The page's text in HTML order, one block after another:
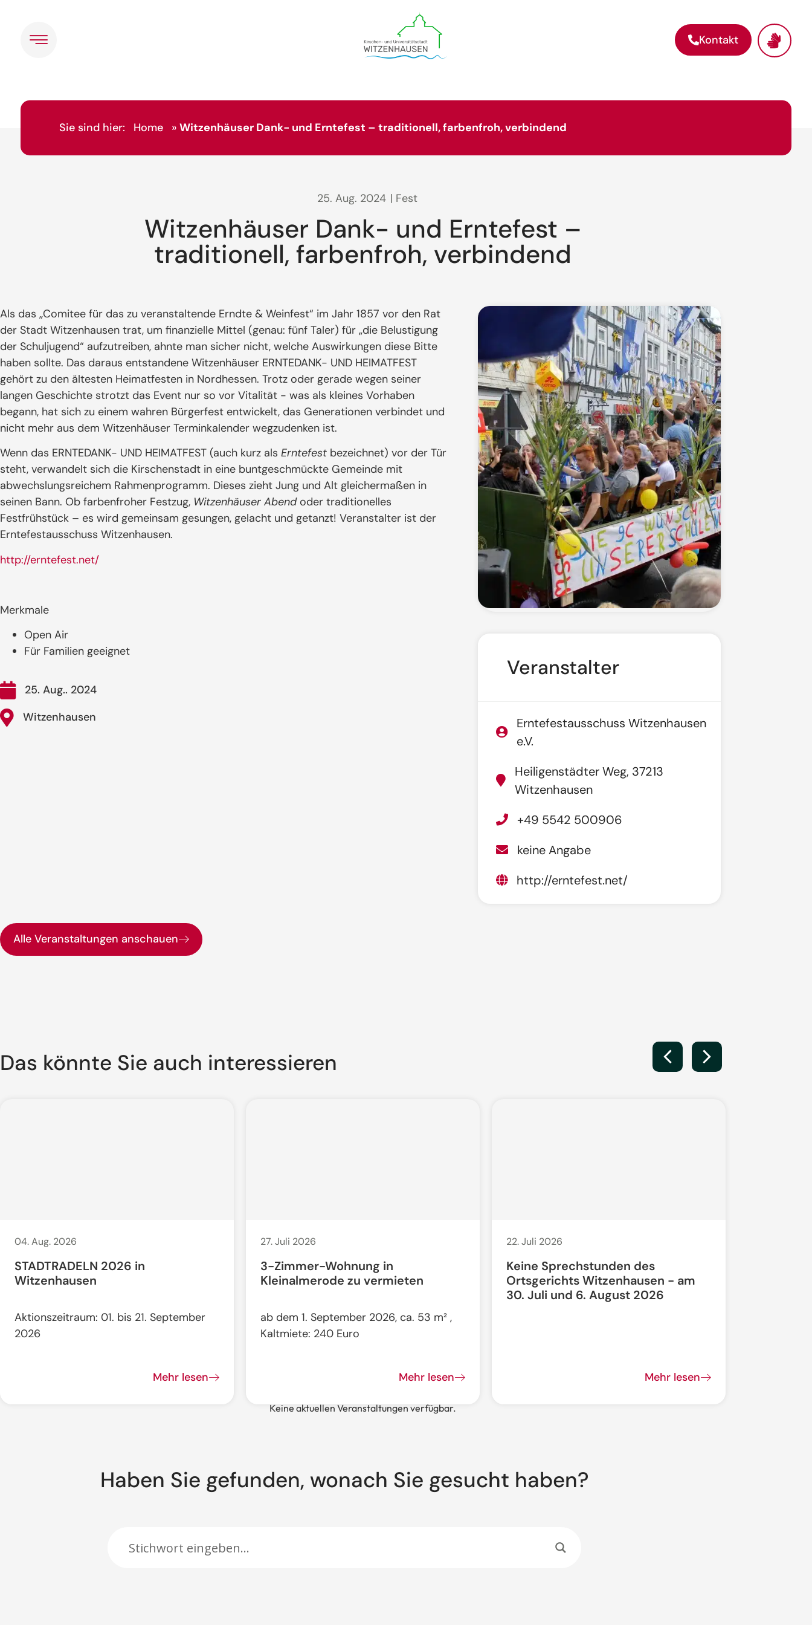
Kontakt
Sie sind hier: Home » Witzenhäuser Dank- und Erntefest – traditionell, farbenfroh, verbindend
25. Aug. 2024 | Fest
Witzenhäuser Dank- und Erntefest –
traditionell, farbenfroh, verbindend
Als das „Comitee für das zu veranstaltende Erndte & Weinfest“ im Jahr 1857 vor den Rat
der Stadt Witzenhausen trat, um finanzielle Mittel (genau: fünf Taler) für „die Belustigung
der Schuljugend“ aufzutreiben, ahnte man sicher nicht, welche Auswirkungen diese Bitte
haben sollte. Das daraus entstandene Witzenhäuser ERNTEDANK- UND HEIMATFEST
gehört zu den ältesten Heimatfesten in Nordhessen. Trotz oder gerade wegen seiner
langen Geschichte strotzt das Event nur so vor Vitalität - was als kleines Vorhaben
begann, hat sich zu einem wahren Bürgerfest entwickelt, das Generationen verbindet und
nicht mehr aus dem Witzenhäuser Terminkalender wegzudenken ist.
Wenn das ERNTEDANK- UND HEIMATFEST (auch kurz als Erntefest bezeichnet) vor der Tür
steht, verwandelt sich die Kirschenstadt in eine buntgeschmückte Gemeinde mit
abwechslungsreichem Rahmenprogramm. Dieses zieht Jung und Alt gleichermaßen in
seinen Bann. Ob farbenfroher Festzug, Witzenhäuser Abend oder traditionelles
Festfrühstück – es wird gemeinsam gesungen, gelacht und getanzt! Veranstalter ist der
Erntefestausschuss Witzenhausen.
http://erntefest.net/
Merkmale
Open Air
Für Familien geeignet
25. Aug.. 2024
Witzenhausen
Veranstalter
Erntefestausschuss Witzenhausen
e.V.
Heiligenstädter Weg, 37213
Witzenhausen
+49 5542 500906
keine Angabe
http://erntefest.net/
Alle Veranstaltungen anschauen
Das könnte Sie auch interessieren
04. Aug. 2026
STADTRADELN 2026 in
Witzenhausen
Aktionszeitraum: 01. bis 21. September
2026
Mehr lesen
27. Juli 2026
3-Zimmer-Wohnung in
Kleinalmerode zu vermieten
ab dem 1. September 2026, ca. 53 m² ,
Kaltmiete: 240 Euro
Mehr lesen
22. Juli 2026
Keine Sprechstunden des
Ortsgerichts Witzenhausen - am
30. Juli und 6. August 2026
Mehr lesen
Keine aktuellen Veranstaltungen verfügbar.
Haben Sie gefunden, wonach Sie gesucht haben?